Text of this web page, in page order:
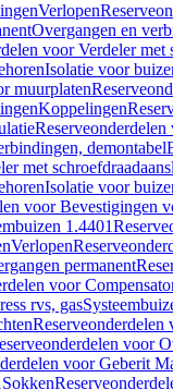
Verlopen
Overgangen en
voor Verdeler met
Isolatie voor
muurplaten
Koppelingen
demontabel
met
Isolatie voor
voor Bevestigingen
1.4401
Verlopen
permanent
voor
rvs, gas
Reserveonderdelen
voor
voor Geberit
Sokken